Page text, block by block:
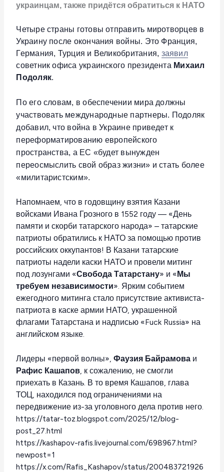
украинцам, также придётся обратиться к НАТО
Четыре страны готовы отправить миротворцев в
Украину после окончания войны. Это Франция,
Германия, Турция и Великобритания, заявил
советник офиса украинского президента Михаил
Подоляк.
По его словам, в обеспечении мира должны
участвовать международные партнеры. Подоляк
добавил, что война в Украине приведет к
переформатированию европейского
пространства, а ЕС «будет вынужден
переосмыслить свой образ жизни» и стать более
«милитаристским».
Напомнаем, что в годовщину взятия Казани
войсками Ивана Грозного в 1552 году — «День
памяти и скорби татарского народа» – татарские
патриоты обратились к НАТО за помощью против
российских оккупантов! В Казани татарские
патриоты надели каски НАТО и провели митинг
под лозунгами «Свобода Татарстану» и «Мы
требуем независимости». Ярким событием
ежегодного митинга стало присутствие активиста-
патриота в каске армии НАТО, украшенной
флагами Татарстана и надписью «Fuck Russia» на
английском языке.
Лидеры «первой волны»,Фаузия Байрамова и
Рафис Кашапов, к сожалению, не смогли
приехать в Казань. В то время Кашапов, глава
ТОЦ, находился под ограничениями на
передвижение из-за уголовного дела против него.
https://tatar-toz.blogspot.com/2025/12/blog-
post_27.html
https://kashapov-rafis.livejournal.com/698967.html?
newpost=1
https://x.com/Rafis_Kashapov/status/200483721926